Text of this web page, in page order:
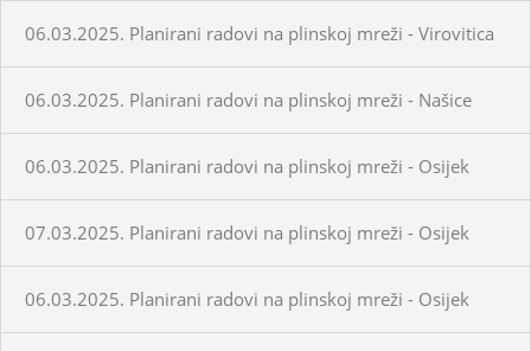
06.03.2025. Planirani radovi na plinskoj mreži - Virovitica
06.03.2025. Planirani radovi na plinskoj mreži - Našice
06.03.2025. Planirani radovi na plinskoj mreži - Osijek
07.03.2025. Planirani radovi na plinskoj mreži - Osijek
06.03.2025. Planirani radovi na plinskoj mreži - Osijek